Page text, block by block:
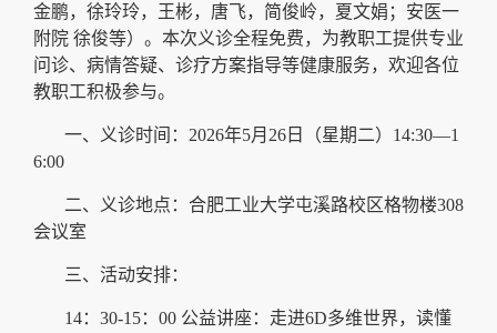
金鹏，徐玲玲，王彬，唐飞，简俊岭，夏文娟；安医一
附院 徐俊等）。本次义诊全程免费，为教职工提供专业
问诊、病情答疑、诊疗方案指导等健康服务，欢迎各位
教职工积极参与。
一、义诊时间：2026年5月26日（星期二）14:30—1
6:00
二、义诊地点：合肥工业大学屯溪路校区格物楼308
会议室
三、活动安排：
14：30-15：00 公益讲座：走进6D多维世界，读懂